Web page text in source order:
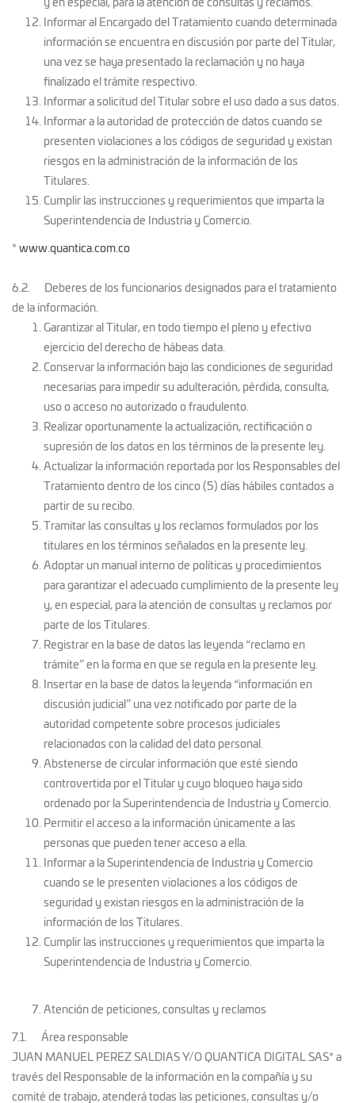
y en especial, para la atención de consultas y reclamos.
Informar al Encargado del Tratamiento cuando determinada
información se encuentra en discusión por parte del Titular,
una vez se haya presentado la reclamación y no haya
finalizado el trámite respectivo.
Informar a solicitud del Titular sobre el uso dado a sus datos.
Informar a la autoridad de protección de datos cuando se
presenten violaciones a los códigos de seguridad y existan
riesgos en la administración de la información de los
Titulares.
Cumplir las instrucciones y requerimientos que imparta la
Superintendencia de Industria y Comercio.
* www.quantica.com.co
6.2. Deberes de los funcionarios designados para el tratamiento
de la información.
Garantizar al Titular, en todo tiempo el pleno y efectivo
ejercicio del derecho de hábeas data.
Conservar la información bajo las condiciones de seguridad
necesarias para impedir su adulteración, pérdida, consulta,
uso o acceso no autorizado o fraudulento.
Realizar oportunamente la actualización, rectificación o
supresión de los datos en los términos de la presente ley.
Actualizar la información reportada por los Responsables del
Tratamiento dentro de los cinco (5) días hábiles contados a
partir de su recibo.
Tramitar las consultas y los reclamos formulados por los
titulares en los términos señalados en la presente ley.
Adoptar un manual interno de políticas y procedimientos
para garantizar el adecuado cumplimiento de la presente ley
y, en especial, para la atención de consultas y reclamos por
parte de los Titulares.
Registrar en la base de datos las leyenda “reclamo en
trámite” en la forma en que se regula en la presente ley.
Insertar en la base de datos la leyenda “información en
discusión judicial” una vez notificado por parte de la
autoridad competente sobre procesos judiciales
relacionados con la calidad del dato personal.
Abstenerse de circular información que esté siendo
controvertida por el Titular y cuyo bloqueo haya sido
ordenado por la Superintendencia de Industria y Comercio.
Permitir el acceso a la información únicamente a las
personas que pueden tener acceso a ella.
Informar a la Superintendencia de Industria y Comercio
cuando se le presenten violaciones a los códigos de
seguridad y existan riesgos en la administración de la
información de los Titulares.
Cumplir las instrucciones y requerimientos que imparta la
Superintendencia de Industria y Comercio.
Atención de peticiones, consultas y reclamos
7.1. Área responsable
JUAN MANUEL PEREZ SALDIAS Y/O QUANTICA DIGITAL SAS* a
través del Responsable de la información en la compañía y su
comité de trabajo, atenderá todas las peticiones, consultas y/o